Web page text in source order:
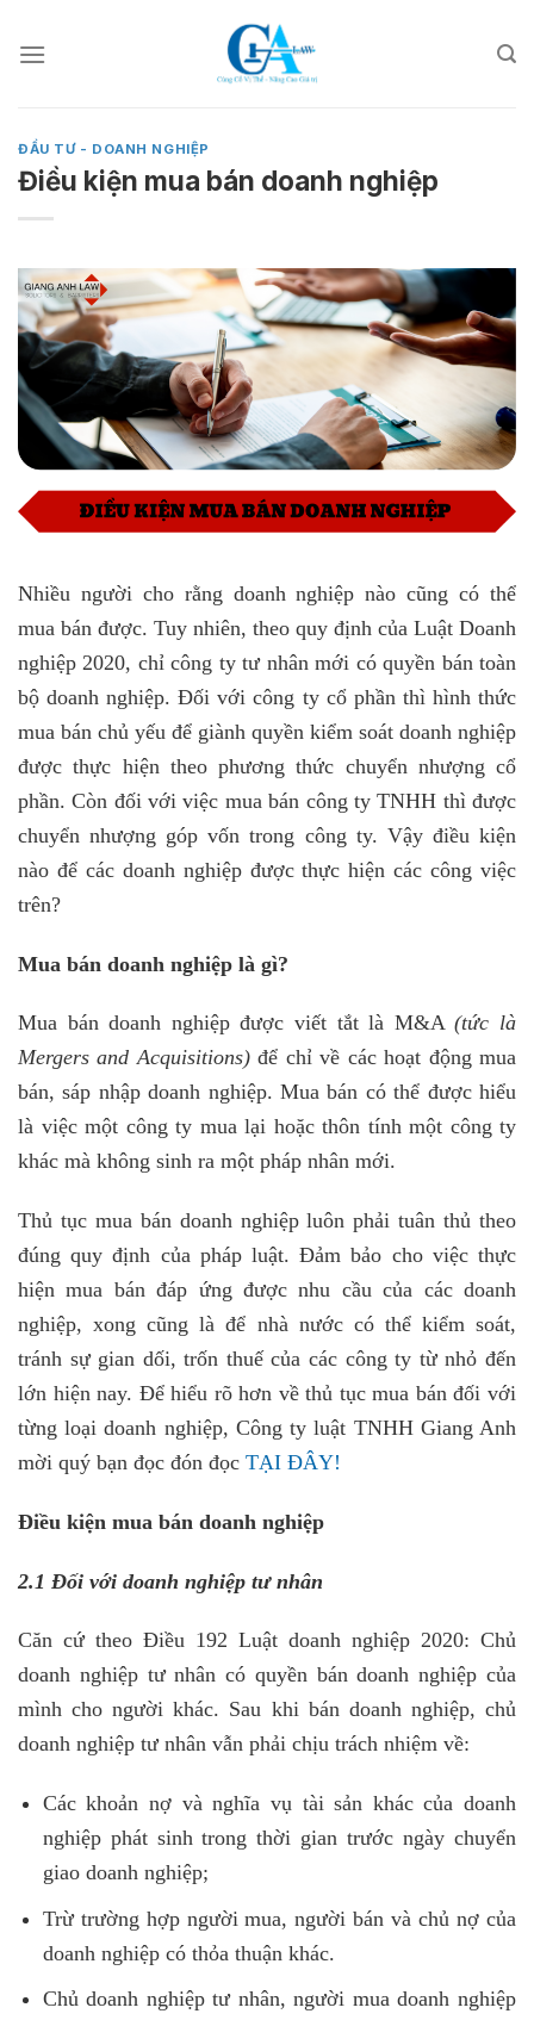
ĐẦU TƯ - DOANH NGHIỆP
Điều kiện mua bán doanh nghiệp
Nhiều người cho rằng doanh nghiệp nào cũng có thể
mua bán được. Tuy nhiên, theo quy định của Luật Doanh
nghiệp 2020, chỉ công ty tư nhân mới có quyền bán toàn
bộ doanh nghiệp. Đối với công ty cổ phần thì hình thức
mua bán chủ yếu để giành quyền kiểm soát doanh nghiệp
được thực hiện theo phương thức chuyển nhượng cổ
phần. Còn đối với việc mua bán công ty TNHH thì được
chuyển nhượng góp vốn trong công ty. Vậy điều kiện
nào để các doanh nghiệp được thực hiện các công việc
trên?
Mua bán doanh nghiệp là gì?
Mua bán doanh nghiệp được viết tắt là M&A(tức là
Mergers and Acquisitions)để chỉ về các hoạt động mua
bán, sáp nhập doanh nghiệp. Mua bán có thể được hiểu
là việc một công ty mua lại hoặc thôn tính một công ty
khác mà không sinh ra một pháp nhân mới.
Thủ tục mua bán doanh nghiệp luôn phải tuân thủ theo
đúng quy định của pháp luật. Đảm bảo cho việc thực
hiện mua bán đáp ứng được nhu cầu của các doanh
nghiệp, xong cũng là để nhà nước có thể kiểm soát,
tránh sự gian dối, trốn thuế của các công ty từ nhỏ đến
lớn hiện nay. Để hiểu rõ hơn về thủ tục mua bán đối với
từng loại doanh nghiệp, Công ty luật TNHH Giang Anh
mời quý bạn đọc đón đọc TẠI ĐÂY!
Điều kiện mua bán doanh nghiệp
2.1 Đối với doanh nghiệp tư nhân
Căn cứ theo Điều 192 Luật doanh nghiệp 2020: Chủ
doanh nghiệp tư nhân có quyền bán doanh nghiệp của
mình cho người khác. Sau khi bán doanh nghiệp, chủ
doanh nghiệp tư nhân vẫn phải chịu trách nhiệm về:
Các khoản nợ và nghĩa vụ tài sản khác của doanh
nghiệp phát sinh trong thời gian trước ngày chuyển
giao doanh nghiệp;
Trừ trường hợp người mua, người bán và chủ nợ của
doanh nghiệp có thỏa thuận khác.
Chủ doanh nghiệp tư nhân, người mua doanh nghiệp